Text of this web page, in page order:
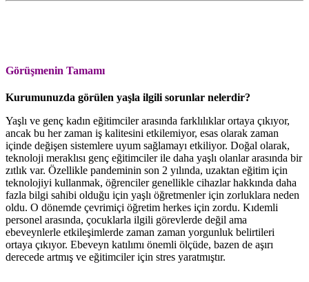
Görüşmenin Tamamı
Kurumunuzda görülen yaşla ilgili sorunlar nelerdir?
Yaşlı ve genç kadın eğitimciler arasında farklılıklar ortaya çıkıyor,
ancak bu her zaman iş kalitesini etkilemiyor, esas olarak zaman
içinde değişen sistemlere uyum sağlamayı etkiliyor. Doğal olarak,
teknoloji meraklısı genç eğitimciler ile daha yaşlı olanlar arasında bir
zıtlık var. Özellikle pandeminin son 2 yılında, uzaktan eğitim için
teknolojiyi kullanmak, öğrenciler genellikle cihazlar hakkında daha
fazla bilgi sahibi olduğu için yaşlı öğretmenler için zorluklara neden
oldu. O dönemde çevrimiçi öğretim herkes için zordu. Kıdemli
personel arasında, çocuklarla ilgili görevlerde değil ama
ebeveynlerle etkileşimlerde zaman zaman yorgunluk belirtileri
ortaya çıkıyor. Ebeveyn katılımı önemli ölçüde, bazen de aşırı
derecede artmış ve eğitimciler için stres yaratmıştır.